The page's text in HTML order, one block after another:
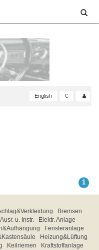
English €
1
Bremsen
u. Instr.
Elektr. Anlage
Fensteranlage
Heizung&Lüftung
Keilriemen
Kraftstoffanlage